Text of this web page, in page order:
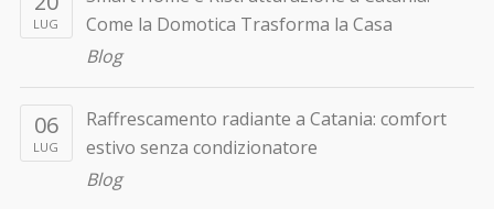
LUG
Come la Domotica Trasforma la Casa
Blog
06
LUG
Raffrescamento radiante a Catania: comfort
estivo senza condizionatore
Blog